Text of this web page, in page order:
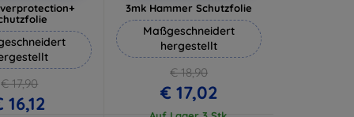
€ 17,90
16,12
3mk Hammer Schutzfolie
Maßgeschneidert
hergestellt
€ 18,90
€ 17,02